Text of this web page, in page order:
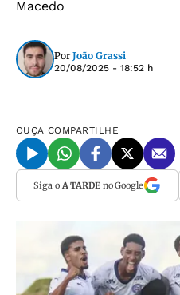
Macedo
Por João Grassi
20/08/2025 - 18:52 h
OUÇA COMPARTILHE
Siga o A TARDEno Google